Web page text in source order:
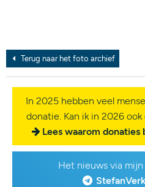
Terug naar het foto archief
In 2025 hebben veel
donatie. Kan ik in 2026
Lees waarom
Het nieuws via mijn